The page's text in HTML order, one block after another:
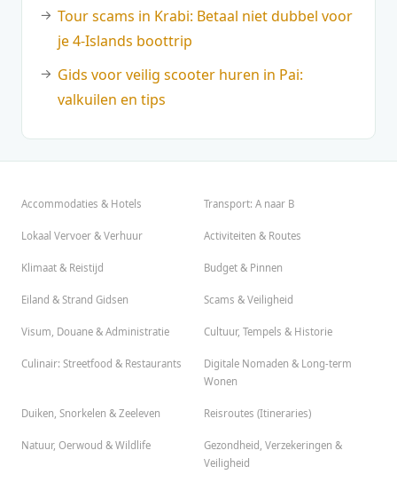
Tour scams in Krabi: Betaal niet dubbel voor
je 4-Islands boottrip
Gids voor veilig scooter huren in Pai:
valkuilen en tips
Accommodaties & Hotels Transport: A naar B
Lokaal Vervoer & Verhuur Activiteiten & Routes
Klimaat & Reistijd Budget & Pinnen
Eiland & Strand Gidsen Scams & Veiligheid
Visum, Douane & Administratie Cultuur, Tempels & Historie
Culinair: Streetfood & Restaurants
Digitale Nomaden & Long-term
Wonen
Duiken, Snorkelen & Zeeleven Reisroutes (Itineraries)
Natuur, Oerwoud & Wildlife
Gezondheid, Verzekeringen &
Veiligheid